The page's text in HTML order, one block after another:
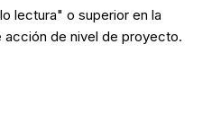
lectura" o superior en la
acción de nivel de proyecto.